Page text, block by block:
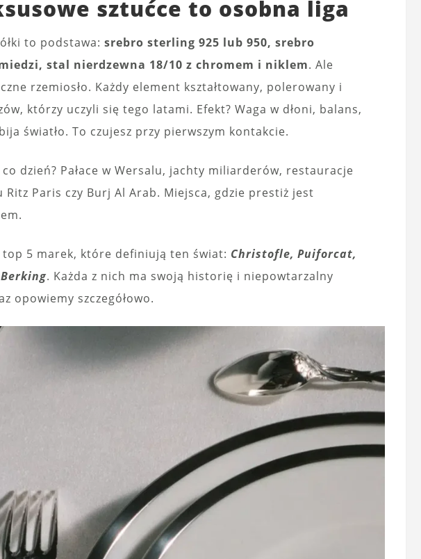
sztućce to osobna liga
to podstawa: srebro sterling 925 lub 950, srebro
stal nierdzewna 18/10 z chromem i niklem. Ale
rzemiosło. Każdy element kształtowany, polerowany i
którzy uczyli się tego latami. Efekt? Waga w dłoni, balans,
światło. To czujesz przy pierwszym kontakcie.
dzień? Pałace w Wersalu, jachty miliarderów, restauracje
Paris czy Burj Al Arab. Miejsca, gdzie prestiż jest
5 marek, które definiują ten świat: Christofle, Puiforcat,
. Każda z nich ma swoją historię i niepowtarzalny
opowiemy szczegółowo.